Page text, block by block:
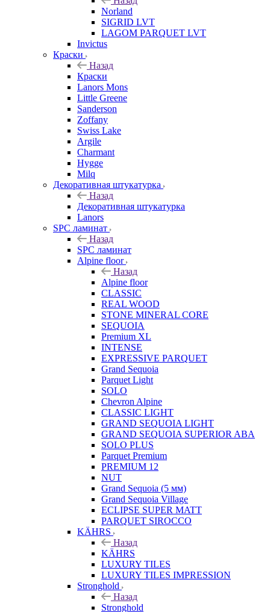
Norland
SIGRID LVT
LAGOM PARQUET LVT
Invictus
Краски
Назад
Краски
Lanors Mons
Little Greene
Sanderson
Zoffany
Swiss Lake
Argile
Charmant
Hygge
Milq
Декоративная штукатурка
Назад
Декоративная штукатурка
Lanors
SPC ламинат
Назад
SPC ламинат
Alpine floor
Назад
Alpine floor
CLASSIC
REAL WOOD
STONE MINERAL CORE
SEQUOIA
Premium XL
INTENSE
EXPRESSIVE PARQUET
Grand Sequoia
Parquet Light
SOLO
Chevron Alpine
CLASSIC LIGHT
GRAND SEQUOIA LIGHT
GRAND SEQUOIA SUPERIOR ABA
SOLO PLUS
Parquet Premium
PREMIUM 12
NUT
Grand Sequoia (5 мм)
Grand Sequoia Village
ECLIPSE SUPER MATT
PARQUET SIROCCO
KÄHRS
Назад
KÄHRS
LUXURY TILES
LUXURY TILES IMPRESSION
Stronghold
Назад
Stronghold